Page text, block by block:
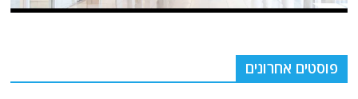
פוסטים אחרונים